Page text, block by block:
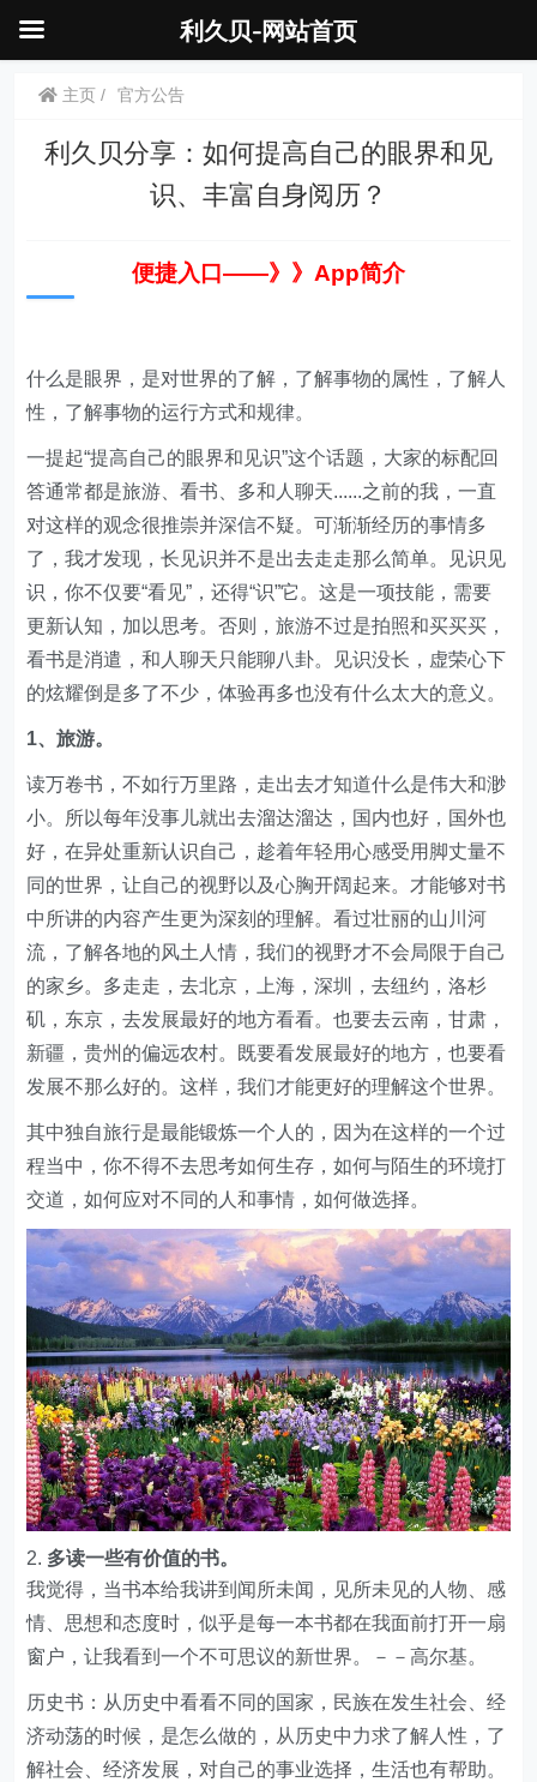
主页 官方公告
利久贝分享：如何提高自己的眼界和见
识、丰富自身阅历？
便捷入口——》》App简介
什么是眼界，是对世界的了解，了解事物的属性，了解人
性，了解事物的运行方式和规律。
一提起“提高自己的眼界和见识”这个话题，大家的标配回
答通常都是旅游、看书、多和人聊天......之前的我，一直
对这样的观念很推崇并深信不疑。可渐渐经历的事情多
了，我才发现，长见识并不是出去走走那么简单。见识见
识，你不仅要“看见”，还得“识”它。这是一项技能，需要
更新认知，加以思考。否则，旅游不过是拍照和买买买，
看书是消遣，和人聊天只能聊八卦。见识没长，虚荣心下
的炫耀倒是多了不少，体验再多也没有什么太大的意义。
1、旅游。
读万卷书，不如行万里路，走出去才知道什么是伟大和渺
小。所以每年没事儿就出去溜达溜达，国内也好，国外也
好，在异处重新认识自己，趁着年轻用心感受用脚丈量不
同的世界，让自己的视野以及心胸开阔起来。才能够对书
中所讲的内容产生更为深刻的理解。看过壮丽的山川河
流，了解各地的风土人情，我们的视野才不会局限于自己
的家乡。多走走，去北京，上海，深圳，去纽约，洛杉
矶，东京，去发展最好的地方看看。也要去云南，甘肃，
新疆，贵州的偏远农村。既要看发展最好的地方，也要看
发展不那么好的。这样，我们才能更好的理解这个世界。
其中独自旅行是最能锻炼一个人的，因为在这样的一个过
程当中，你不得不去思考如何生存，如何与陌生的环境打
交道，如何应对不同的人和事情，如何做选择。
多读一些有价值的书。
我觉得，当书本给我讲到闻所未闻，见所未见的人物、感
情、思想和态度时，似乎是每一本书都在我面前打开一扇
窗户，让我看到一个不可思议的新世界。－－高尔基。
历史书：从历史中看看不同的国家，民族在发生社会、经
济动荡的时候，是怎么做的，从历史中力求了解人性，了
解社会、经济发展，对自己的事业选择，生活也有帮助。
利久贝-网站首页